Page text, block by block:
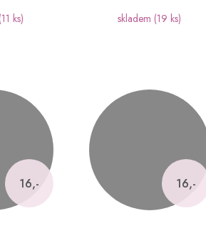
(11 ks) skladem (19 ks)
16,- 16,-